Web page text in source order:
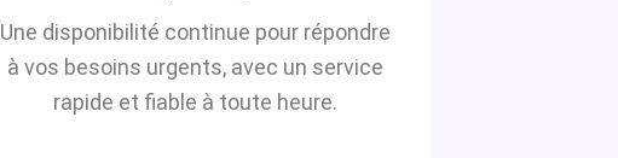
Une disponibilité continue pour répondre
à vos besoins urgents, avec un service
rapide et fiable à toute heure.